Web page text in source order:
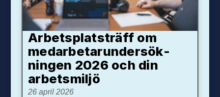
Arbetsplats­träff om
med­arbetar­under­sök­
ningen 2026 och din
arbets­miljö
26 april 2026